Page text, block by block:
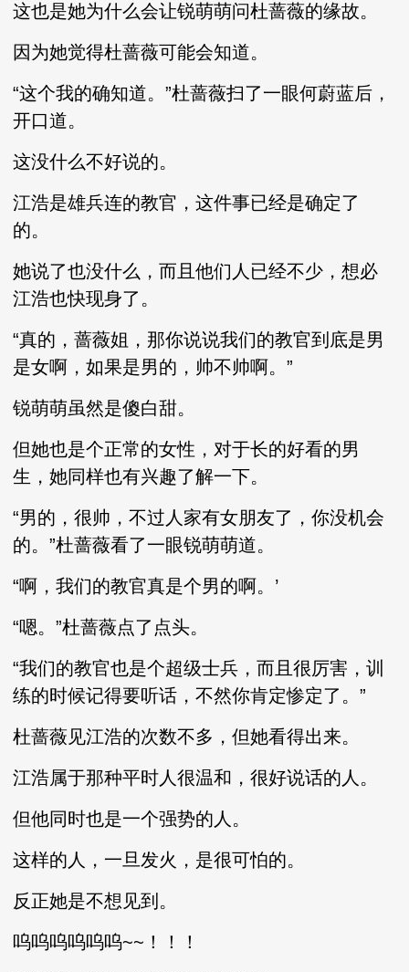
这也是她为什么会让锐萌萌问杜蔷薇的缘故。
因为她觉得杜蔷薇可能会知道。
“这个我的确知道。”杜蔷薇扫了一眼何蔚蓝后，
开口道。
这没什么不好说的。
江浩是雄兵连的教官，这件事已经是确定了
的。
她说了也没什么，而且他们人已经不少，想必
江浩也快现身了。
“真的，蔷薇姐，那你说说我们的教官到底是男
是女啊，如果是男的，帅不帅啊。”
锐萌萌虽然是傻白甜。
但她也是个正常的女性，对于长的好看的男
生，她同样也有兴趣了解一下。
“男的，很帅，不过人家有女朋友了，你没机会
的。”杜蔷薇看了一眼锐萌萌道。
“啊，我们的教官真是个男的啊。’
“嗯。”杜蔷薇点了点头。
“我们的教官也是个超级士兵，而且很厉害，训
练的时候记得要听话，不然你肯定惨定了。”
杜蔷薇见江浩的次数不多，但她看得出来。
江浩属于那种平时人很温和，很好说话的人。
但他同时也是一个强势的人。
这样的人，一旦发火，是很可怕的。
反正她是不想见到。
呜呜呜呜呜呜~~！！！